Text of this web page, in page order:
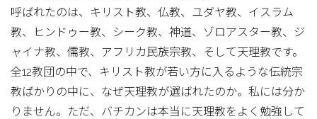
呼ばれたのは、キリスト教、仏教、ユダヤ教、イスラム
教、ヒンドゥー教、シーク教、神道、ゾロアスター教、ジ
ャイナ教、儒教、アフリカ民族宗教、そして天理教です。
全12教団の中で、キリスト教が若い方に入るような伝統宗
教ばかりの中に、なぜ天理教が選ばれたのか。私には分か
りません。ただ、バチカンは本当に天理教をよく勉強して